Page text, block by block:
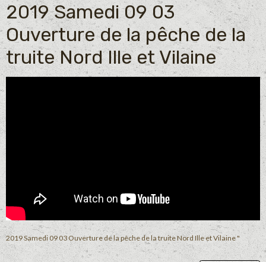
2019 Samedi 09 03
Ouverture de la pêche de la
truite Nord Ille et Vilaine
2019 Samedi 09 03 Ouverture de la pêche de la truite Nord Ille et Vilaine "